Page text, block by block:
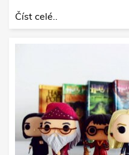
Číst celé..